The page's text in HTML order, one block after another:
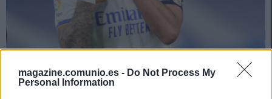
magazine.comunio.es - Do Not Process My
Personal Information
Contrato a punto de expirar: ¿Se quedarán en LaLiga?
19. mayo 2022 PorJesus Gallo